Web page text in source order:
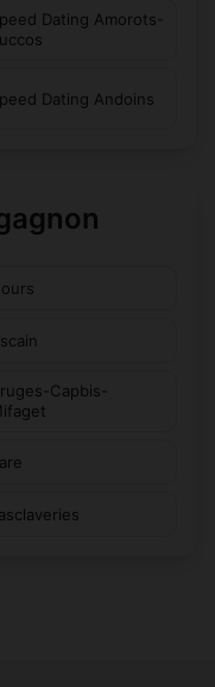
Dating Amorots-
Dating Andoins
Capbis-